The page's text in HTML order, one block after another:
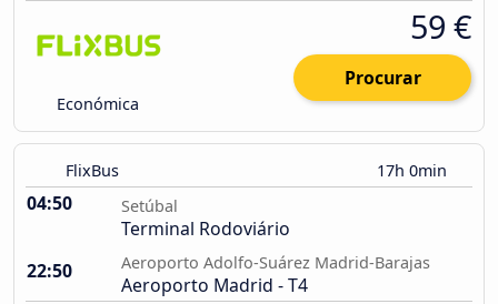
Económica
59 €
Procurar
FlixBus 17h 0min
04:50 Setúbal
Terminal Rodoviário
22:50
Aeroporto Adolfo-Suárez Madrid-Barajas
Aeroporto Madrid - T4